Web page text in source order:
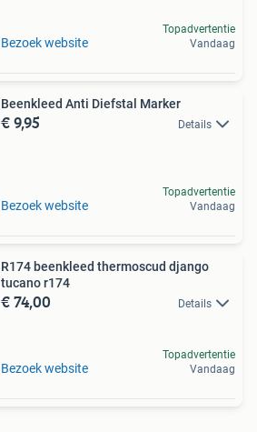
Bezoek website
Topadvertentie
Vandaag
Beenkleed Anti Diefstal Marker
€ 9,95 Details
Bezoek website
Topadvertentie
Vandaag
R174 beenkleed thermoscud django
tucano r174
€ 74,00 Details
Bezoek website
Topadvertentie
Vandaag